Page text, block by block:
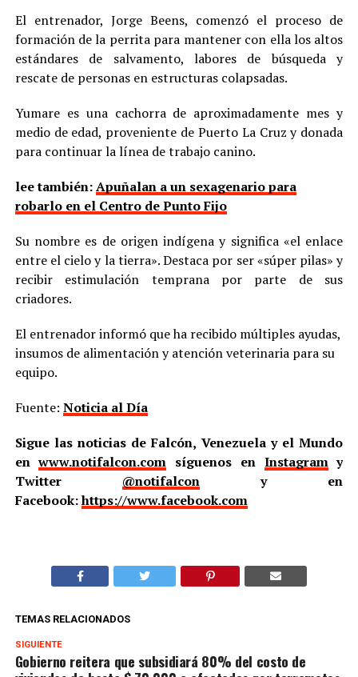
El entrenador, Jorge Beens, comenzó el proceso de
formación de la perrita para mantener con ella los altos
estándares de salvamento, labores de búsqueda y
rescate de personas en estructuras colapsadas.
Yumare es una cachorra de aproximadamente mes y
medio de edad, proveniente de Puerto La Cruz y donada
para continuar la línea de trabajo canino.
lee también:Apuñalan a un sexagenario para
robarlo en el Centro de Punto Fijo
Su nombre es de origen indígena y significa «el enlace
entre el cielo y la tierra». Destaca por ser «súper pilas» y
recibir estimulación temprana por parte de sus
criadores.
El entrenador informó que ha recibido múltiples ayudas,
insumos de alimentación y atención veterinaria para su
equipo.
Fuente: Noticia al Día
Sigue las noticias de Falcón, Venezuela y el Mundo
enwww.notifalcon.com síguenos en Instagramy
Twitter @notifalcony en
Facebook:https://www.facebook.com
TEMAS RELACIONADOS
SIGUIENTE
Gobierno reitera que subsidiará 80% del costo de